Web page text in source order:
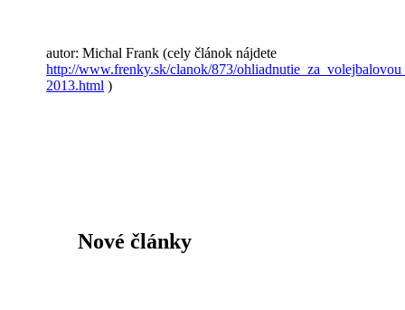
autor: Michal Frank (cely článok nájdete
http://www.frenky.sk/clanok/873/
2013.html )
Nové články